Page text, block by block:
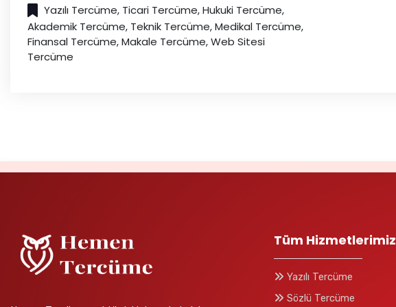
Yazılı Tercüme, Ticari Tercüme, Hukuki Tercüme,
Akademik Tercüme, Teknik Tercüme, Medikal Tercüme,
Finansal Tercüme, Makale Tercüme, Web Sitesi
Tercüme
Tüm Hizmetlerimiz
Yazılı Tercüme
Sözlü Tercüme